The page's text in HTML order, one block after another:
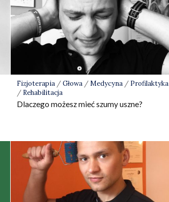
Fizjoterapia/Głowa/Medycyna/ Profilaktyka
/ Rehabilitacja
Dlaczego możesz mieć szumy uszne?